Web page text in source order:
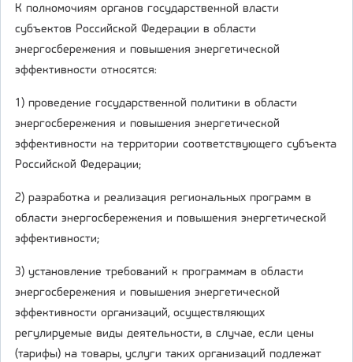
К полномочиям органов государственной власти
субъектов Российской Федерации в области
энергосбережения и повышения энергетической
эффективности относятся:
1) проведение государственной политики в области
энергосбережения и повышения энергетической
эффективности на территории соответствующего субъекта
Российской Федерации;
2) разработка и реализация региональных программ в
области энергосбережения и повышения энергетической
эффективности;
3) установление требований к программам в области
энергосбережения и повышения энергетической
эффективности организаций, осуществляющих
регулируемые виды деятельности, в случае, если цены
(тарифы) на товары, услуги таких организаций подлежат